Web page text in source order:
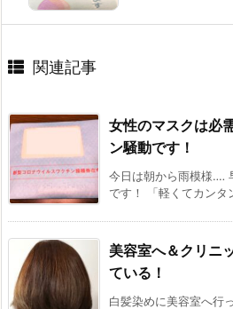
関連記事
女性のマスクは必
ン騒動です！
今日は朝から雨模様‥‥
です！ 「軽くてカンタ
美容室へ＆クリニ
ている！
白髪染めに美容室へ行